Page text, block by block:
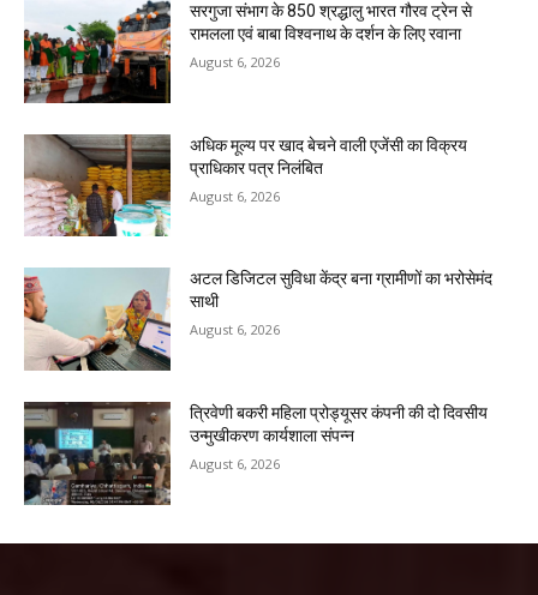
सरगुजा संभाग के 850 श्रद्धालु भारत गौरव ट्रेन से
रामलला एवं बाबा विश्वनाथ के दर्शन के लिए रवाना
August 6, 2026
अधिक मूल्य पर खाद बेचने वाली एजेंसी का विक्रय
प्राधिकार पत्र निलंबित
August 6, 2026
अटल डिजिटल सुविधा केंद्र बना ग्रामीणों का भरोसेमंद
साथी
August 6, 2026
त्रिवेणी बकरी महिला प्रोड्यूसर कंपनी की दो दिवसीय
उन्मुखीकरण कार्यशाला संपन्न
August 6, 2026